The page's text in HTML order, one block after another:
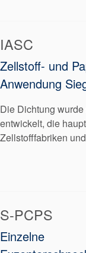
IASC
Zellstoff- und
Anwendung
Die Dichtung
entwickelt, die
Zellstofffabriken
S-PCPS
Einzelne